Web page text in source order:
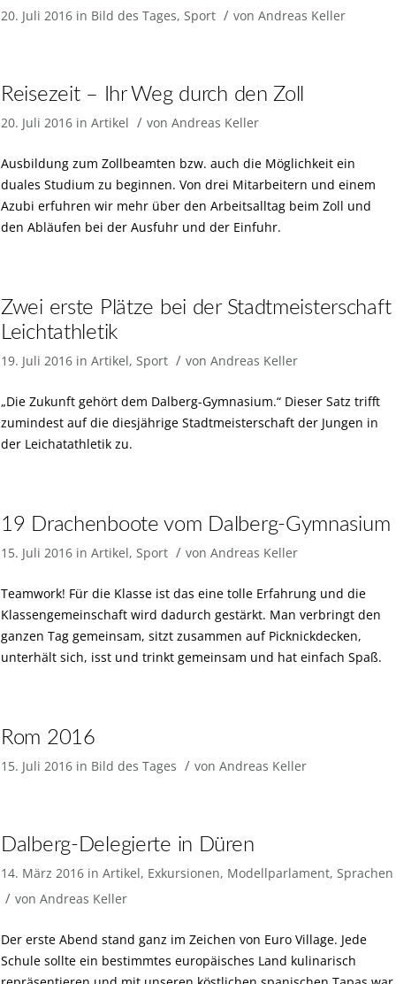
20. Juli 2016 in Bild des Tages, Sport / von Andreas Keller
Reisezeit – Ihr Weg durch den Zoll
20. Juli 2016 in Artikel / von Andreas Keller
Ausbildung zum Zollbeamten bzw. auch die Möglichkeit ein
duales Studium zu beginnen. Von drei Mitarbeitern und einem
Azubi erfuhren wir mehr über den Arbeitsalltag beim Zoll und
den Abläufen bei der Ausfuhr und der Einfuhr.
Zwei erste Plätze bei der Stadtmeisterschaft
Leichtathletik
19. Juli 2016 in Artikel, Sport / von Andreas Keller
„Die Zukunft gehört dem Dalberg-Gymnasium.“ Dieser Satz trifft
zumindest auf die diesjährige Stadtmeisterschaft der Jungen in
der Leichatathletik zu.
19 Drachenboote vom Dalberg-Gymnasium
15. Juli 2016 in Artikel, Sport / von Andreas Keller
Teamwork! Für die Klasse ist das eine tolle Erfahrung und die
Klassengemeinschaft wird dadurch gestärkt. Man verbringt den
ganzen Tag gemeinsam, sitzt zusammen auf Picknickdecken,
unterhält sich, isst und trinkt gemeinsam und hat einfach Spaß.
Rom 2016
15. Juli 2016 in Bild des Tages / von Andreas Keller
Dalberg-Delegierte in Düren
14. März 2016 in Artikel, Exkursionen, Modellparlament, Sprachen
/ von Andreas Keller
Der erste Abend stand ganz im Zeichen von Euro Village. Jede
Schule sollte ein bestimmtes europäisches Land kulinarisch